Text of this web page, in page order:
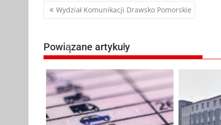
Nawigacja
Wydział Komunikacji Drawsko Pomorskie
Powiązane artykuły